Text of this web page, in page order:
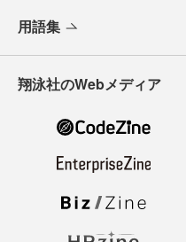
用語集
翔泳社のWebメディア